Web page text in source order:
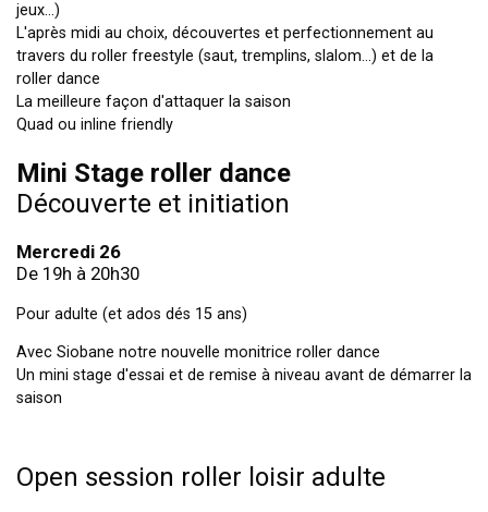
jeux...)
L'après midi au choix, découvertes et perfectionnement au
travers du roller freestyle (saut, tremplins, slalom...) et de la
roller dance
La meilleure façon d'attaquer la saison
Quad ou inline friendly
Mini Stage roller dance
Découverte et initiation
Mercredi 26
De 19h à 20h30
Pour adulte (et ados dés 15 ans)
Avec Siobane notre nouvelle monitrice roller dance
Un mini stage d'essai et de remise à niveau avant de démarrer la
saison
Open session roller loisir adulte